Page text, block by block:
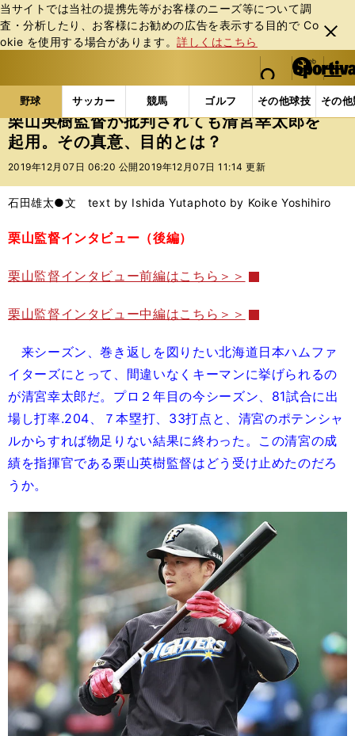
当サイトでは当社の提携先等がお客様のニーズ等について調
査・分析したり、お客様にお勧めの広告を表⽰する⽬的で Co
okie を使⽤する場合があります。詳しくはこちら
閉じ
る
web Sportiva (webスポルティーバ)
検索
マイペ
ー
ジ
メニュ
野球 サッカー 競馬 ゴルフ その他球技 その
b
ス
ポ
ル
バ
野球の記事一覧 プロ野球 栗山英樹監督が批判され
栗山英樹監督が批判されても清宮幸太郎を
起用。その真意、目的とは？
2019年12月07日 06:20 公開 2019年12月07日 11:14 更新
石田雄太●文 text by Ishida Yutaphoto by Koike Yoshihiro
栗山監督インタビュー（後編）
栗山監督インタビュー前編はこちら＞＞
栗山監督インタビュー中編はこちら＞＞
来シーズン、巻き返しを図りたい北海道日本ハムファ
イターズにとって、間違いなくキーマンに挙げられるの
が清宮幸太郎だ。プロ２年目の今シーズン、81試合に出
場し打率.204、７本塁打、33打点と、清宮のポテンシャ
ルからすれば物足りない結果に終わった。この清宮の成
績を指揮官である栗山英樹監督はどう受け止めたのだろ
うか。